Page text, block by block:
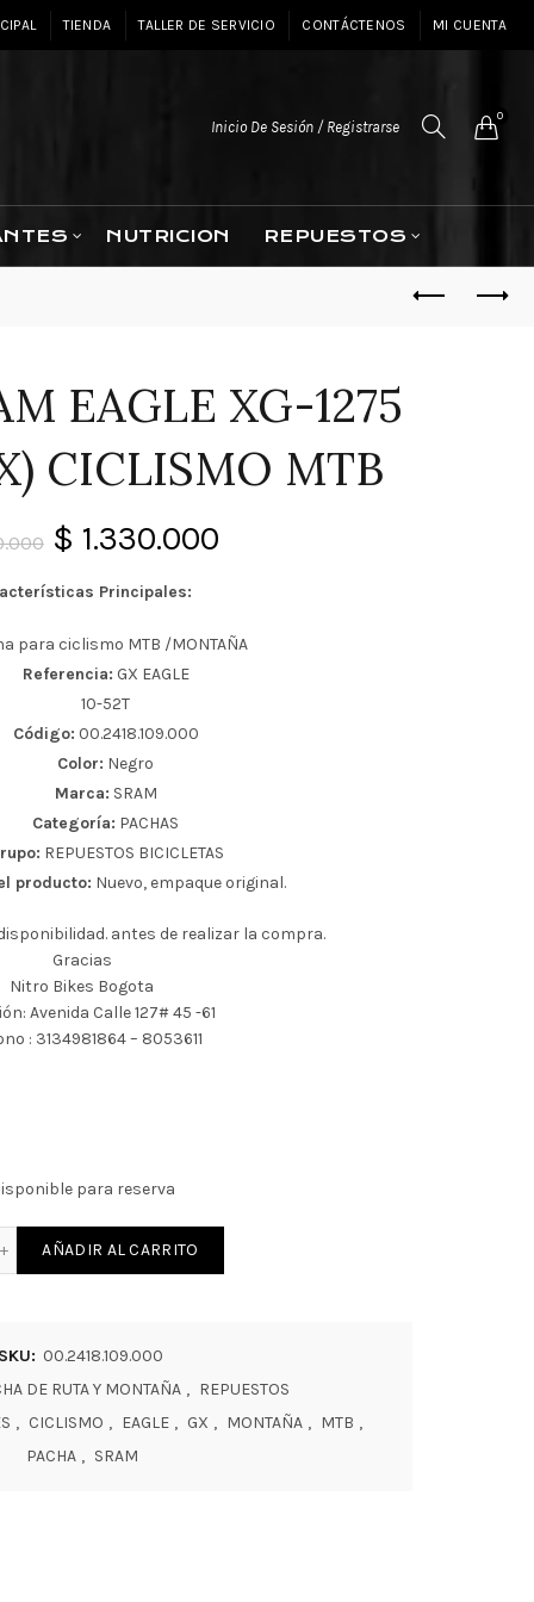
TIENDA TALLER DE SERVICIO CONTÁCTENOS MI CUENTA
Inicio De Sesión / Registrarse
0
NUTRICION REPUESTOS
EAGLE XG-1275
CICLISMO MTB
El
precio
original
era:
$ 1.550.000.
$ 1.330.000
actual
Principales:
para ciclismo MTB /MONTAÑA
Referencia: GX EAGLE
10-52T
Código: 00.2418.109.000
Color: Negro
Marca: SRAM
Categoría: PACHAS
REPUESTOS BICICLETAS
producto: Nuevo, empaque original.
antes de realizar la compra.
Gracias
Nitro Bikes Bogota
Avenida Calle 127# 45 -61
: 3134981864 – 8053611
para reserva
SRAM EAGLE XG-1275 10-52D (GX) CICLISMO MTB cantidad
AÑADIR AL CARRITO
SKU: 00.2418.109.000
DE RUTA Y MONTAÑA , REPUESTOS
, CICLISMO , EAGLE , GX , MONTAÑA , MTB ,
PACHA , SRAM